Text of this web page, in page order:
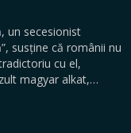
un secesionist
susține că românii nu
cu el,
magyar alkat,…